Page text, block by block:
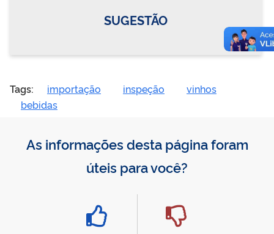
SUGESTÃO
Tags: importação inspeção
vinhos
bebidas
As informações desta página foram
úteis para você?